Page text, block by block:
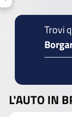
Trovi
L'AUTO IN